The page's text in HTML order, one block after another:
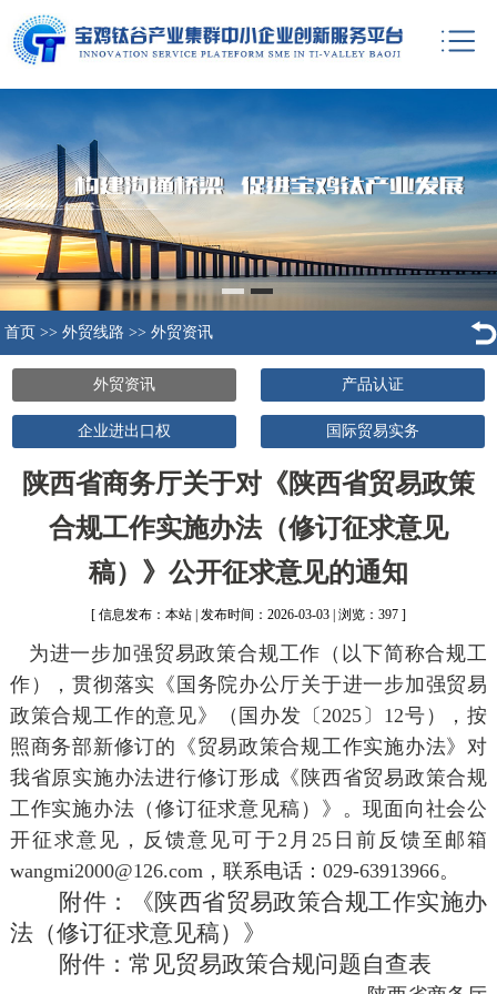
首页 >> 外贸线路 >> 外贸资讯
外贸资讯 产品认证
企业进出口权 国际贸易实务
陕西省商务厅关于对《陕西省贸易政策
合规工作实施办法（修订征求意见
稿）》公开征求意见的通知
[ 信息发布：本站 | 发布时间：2026-03-03 | 浏览：397 ]
为进一步加强贸易政策合规工作（以下简称合规工
作），贯彻落实《国务院办公厅关于进一步加强贸易
政策合规工作的意见》（国办发〔2025〕12号），按
照商务部新修订的《贸易政策合规工作实施办法》对
我省原实施办法进行修订形成《陕西省贸易政策合规
工作实施办法（修订征求意见稿）》。现面向社会公
开征求意见，反馈意见可于2月25日前反馈至邮箱
wangmi2000@126.com，联系电话：029-63913966。
附件：《陕西省贸易政策合规工作实施办
法（修订征求意见稿）》
附件：常见贸易政策合规问题自查表